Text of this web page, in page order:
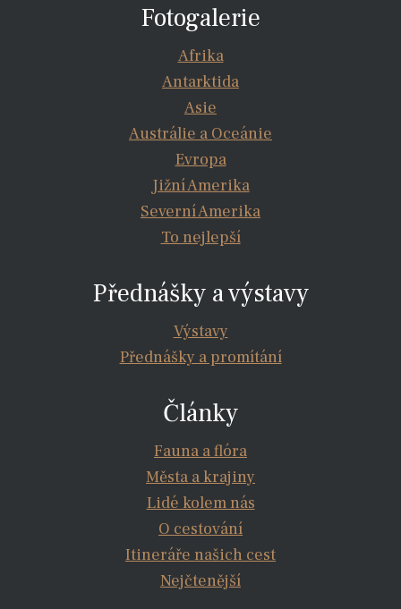
Fotogalerie
Afrika
Antarktida
Asie
Austrálie a Oceánie
Evropa
Jižní Amerika
Severní Amerika
To nejlepší
Přednášky a výstavy
Výstavy
Přednášky a promítání
Články
Fauna a flóra
Města a krajiny
Lidé kolem nás
O cestování
Itineráře našich cest
Nejčtenější